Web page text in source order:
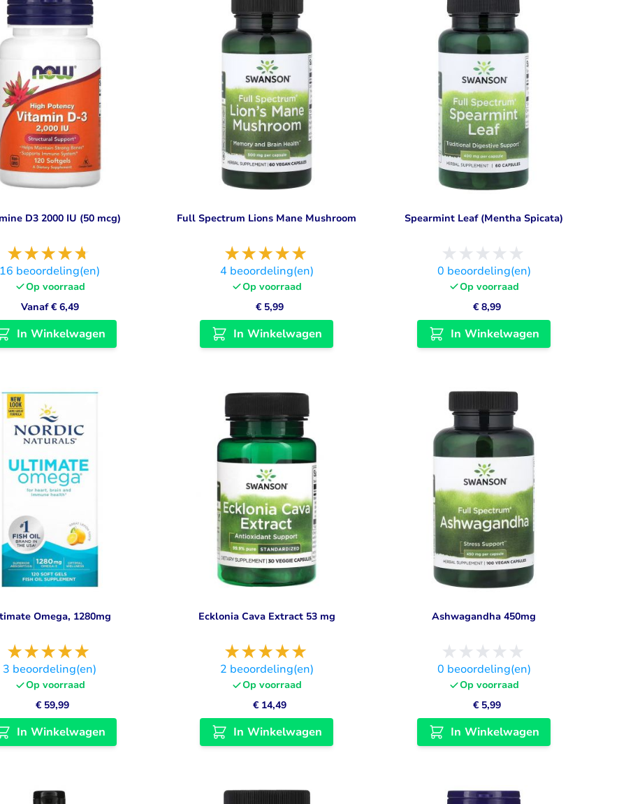
Bekijk alles
Vitamine D
Bekijk alles
Bekijk alles
D3 2000 IU (50 mcg)
16 beoordeling(en)
Op voorraad
Vanaf€ 6,49
In Winkelwagen
Full Spectrum Lions Mane Mushroom
4 beoordeling(en)
Op voorraad
€ 5,99
In Winkelwagen
Spearmint Leaf (Mentha Spicata)
0 beoordeling(en)
Op voorraad
€ 8,99
In Winkelwagen
Omega, 1280mg
3 beoordeling(en)
Op voorraad
€ 59,99
In Winkelwagen
Ecklonia Cava Extract 53 mg
2 beoordeling(en)
Op voorraad
€ 14,49
In Winkelwagen
Ashwagandha 450mg
0 beoordeling(en)
Op voorraad
€ 5,99
In Winkelwagen